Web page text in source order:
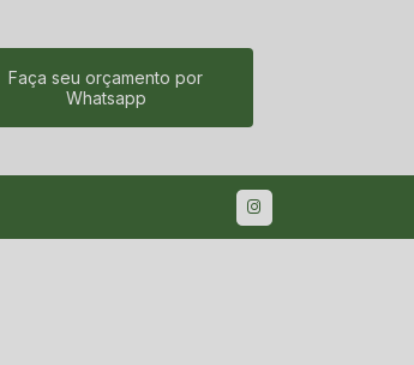
Faça seu orçamento por
Whatsapp